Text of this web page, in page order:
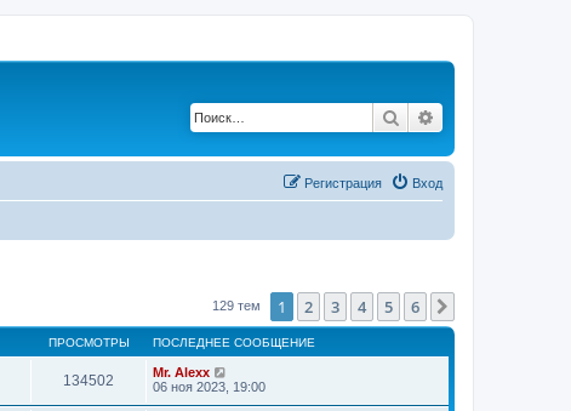
Поиск
Вход
Регистрация
129 тем 1 2 3 4 5 6
ПРОСМОТРЫ ПОСЛЕДНЕЕ СООБЩЕНИЕ
134502
Mr. Alexx
06 ноя 2023, 19:00